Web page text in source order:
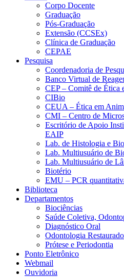
Corpo Docente
Graduação
Pós-Graduação
Extensão (CCSEx)
Clínica de Graduação
CEPAE
Pesquisa
Coordenadoria de
Banco Virtual de
CEP – Comitê de Ética
CIBio
CEUA – Ética em
CMI – Centro de
Escritório de Apoio
EAIP
Lab. de Histologia e
Lab. Multiusuário de
Lab. Multiusuário de
Biotério
EMU – PCR
Biblioteca
Departamentos
Biociências
Saúde Coletiva,
Diagnóstico Oral
Odontologia
Prótese e Periodontia
Ponto Eletrônico
Webmail
Ouvidoria